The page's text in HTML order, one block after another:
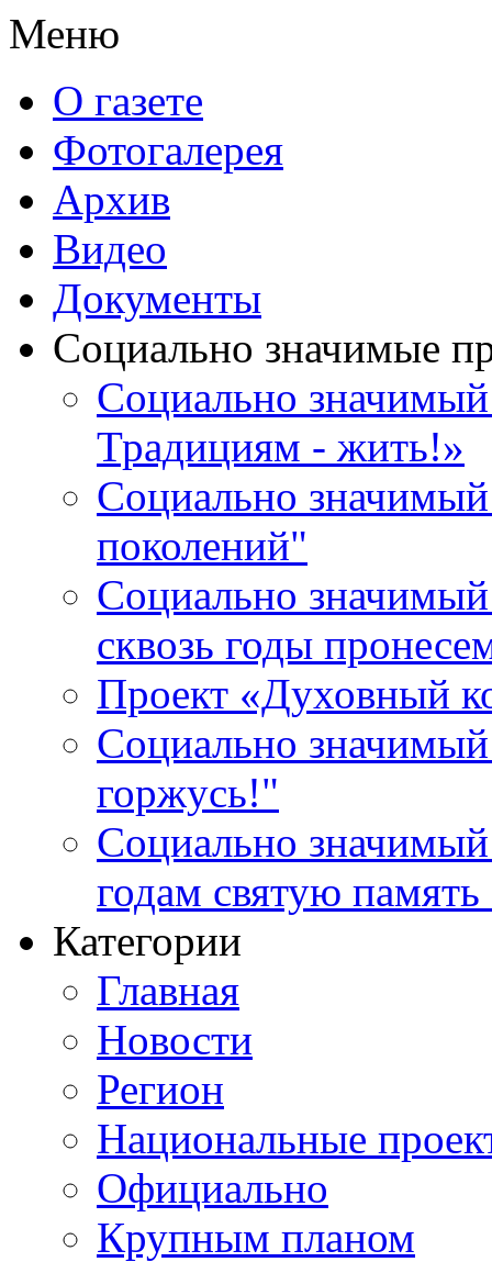
Меню
О газете
Фотогалерея
Архив
Видео
Документы
Социально значимые
Социально
Традициям - жить!»
Социально значимый
поколений"
Социально
сквозь годы
Проект «Духовный
Социально
горжусь!"
Социально
годам святую
Категории
Главная
Новости
Регион
Национальные
Официально
Крупным планом